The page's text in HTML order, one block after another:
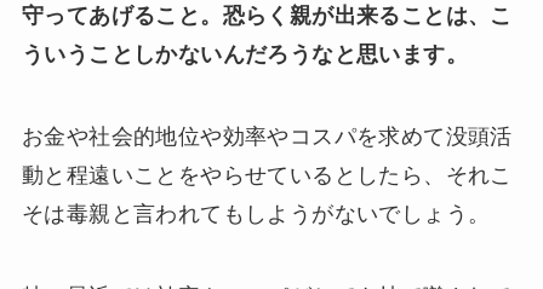
守ってあげること。恐らく親が出来ることは、こ
ういうことしかないんだろうなと思います。
お金や社会的地位や効率やコスパを求めて没頭活
動と程遠いことをやらせているとしたら、それこ
そは毒親と言われてもしようがないでしょう。